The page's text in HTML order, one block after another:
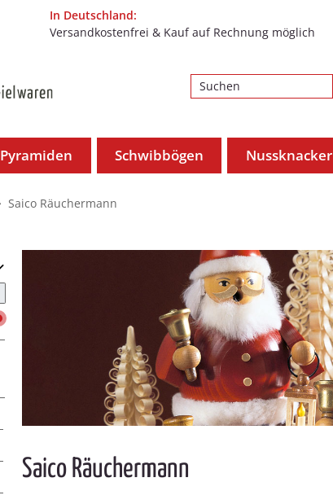
In Deutschland:
Versandkostenfrei & Kauf auf Rechnung möglich
Pyramiden Schwibbögen Nussknacker
Saico Räuchermann
Saico Räuchermann